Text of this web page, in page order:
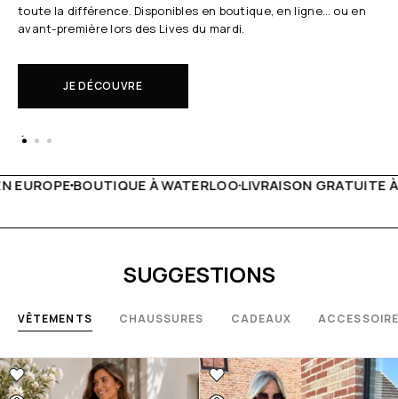
toute la différence. Disponibles en boutique, en ligne… ou en
avant-première lors des Lives du mardi.
JE DÉCOUVRE
LIVRAISON GRATUITE À PARTIR DE 150€LIVE
SUGGESTIONS
VÊTEMENTS CHAUSSURES CADEAUX